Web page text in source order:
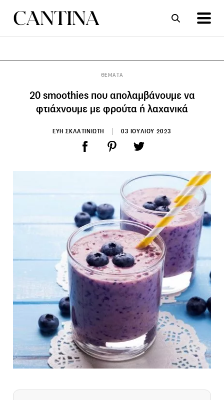
ΘΕΜΑΤΑ
20 smoothies που απολαμβάνουμε να
φτιάχνουμε με φρούτα ή λαχανικά
ΕΥΗ ΣΚΛΑΤΙΝΙΩΤΗ 03 ΙΟΥΛΙΟΥ 2023